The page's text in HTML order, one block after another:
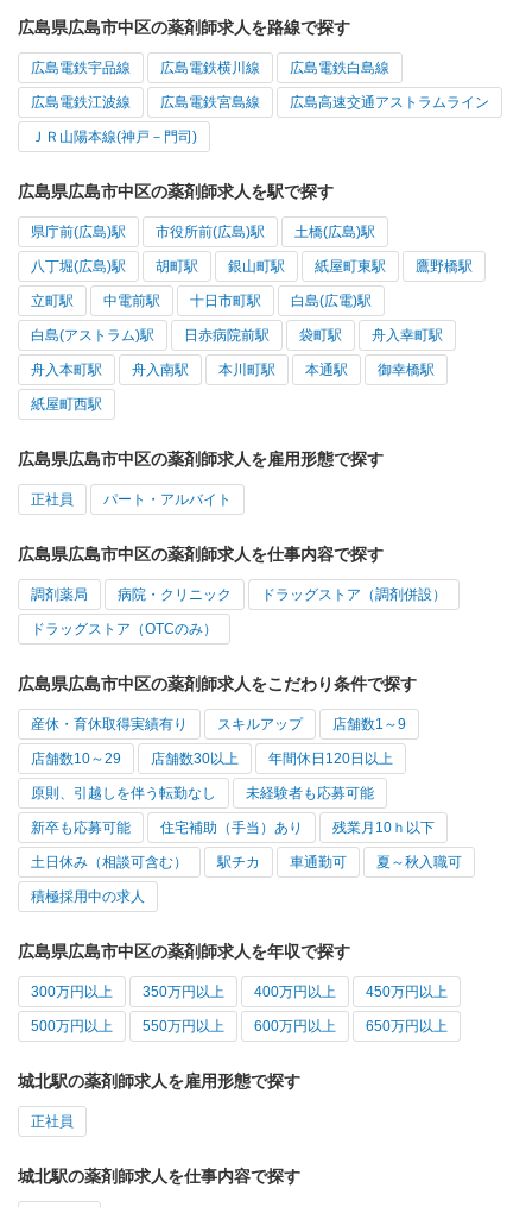
広島県広島市中区の薬剤師求人を路線で探す
広島電鉄宇品線 広島電鉄横川線 広島電鉄白島線
広島電鉄江波線 広島電鉄宮島線 広島高速交通アストラムライン
ＪＲ山陽本線(神戸－門司)
広島県広島市中区の薬剤師求人を駅で探す
県庁前(広島)駅 市役所前(広島)駅 土橋(広島)駅
八丁堀(広島)駅 胡町駅 銀山町駅 紙屋町東駅 鷹野橋駅
立町駅 中電前駅 十日市町駅 白島(広電)駅
白島(アストラム)駅 日赤病院前駅 袋町駅 舟入幸町駅
舟入本町駅 舟入南駅 本川町駅 本通駅 御幸橋駅
紙屋町西駅
広島県広島市中区の薬剤師求人を雇用形態で探す
正社員 パート・アルバイト
広島県広島市中区の薬剤師求人を仕事内容で探す
調剤薬局 病院・クリニック ドラッグストア（調剤併設）
ドラッグストア（OTCのみ）
広島県広島市中区の薬剤師求人をこだわり条件で探す
産休・育休取得実績有り スキルアップ 店舗数1～9
店舗数10～29 店舗数30以上 年間休日120日以上
原則、引越しを伴う転勤なし 未経験者も応募可能
新卒も応募可能 住宅補助（手当）あり 残業月10ｈ以下
土日休み（相談可含む） 駅チカ 車通勤可 夏～秋入職可
積極採用中の求人
広島県広島市中区の薬剤師求人を年収で探す
300万円以上 350万円以上 400万円以上 450万円以上
500万円以上 550万円以上 600万円以上 650万円以上
城北駅の薬剤師求人を雇用形態で探す
正社員
城北駅の薬剤師求人を仕事内容で探す